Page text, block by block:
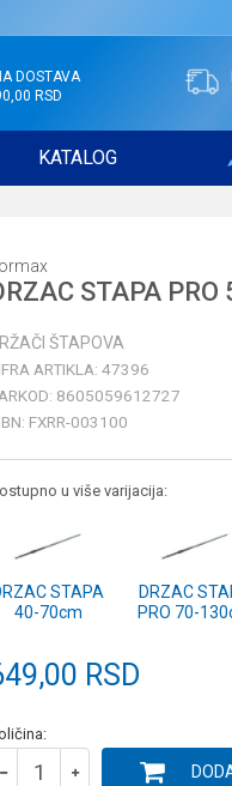
DOSTAVA
RSD
KATALOG
STAPA
ŠTAPOVA
ARTIKLA: 47396
8605059612727
FXRR-003100
u više varijacija:
STAPA
40-70cm
DRZAC
PRO 70-
RSD